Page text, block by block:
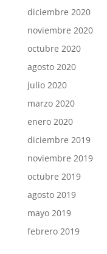
diciembre 2020
noviembre 2020
octubre 2020
agosto 2020
julio 2020
marzo 2020
enero 2020
diciembre 2019
noviembre 2019
octubre 2019
agosto 2019
mayo 2019
febrero 2019